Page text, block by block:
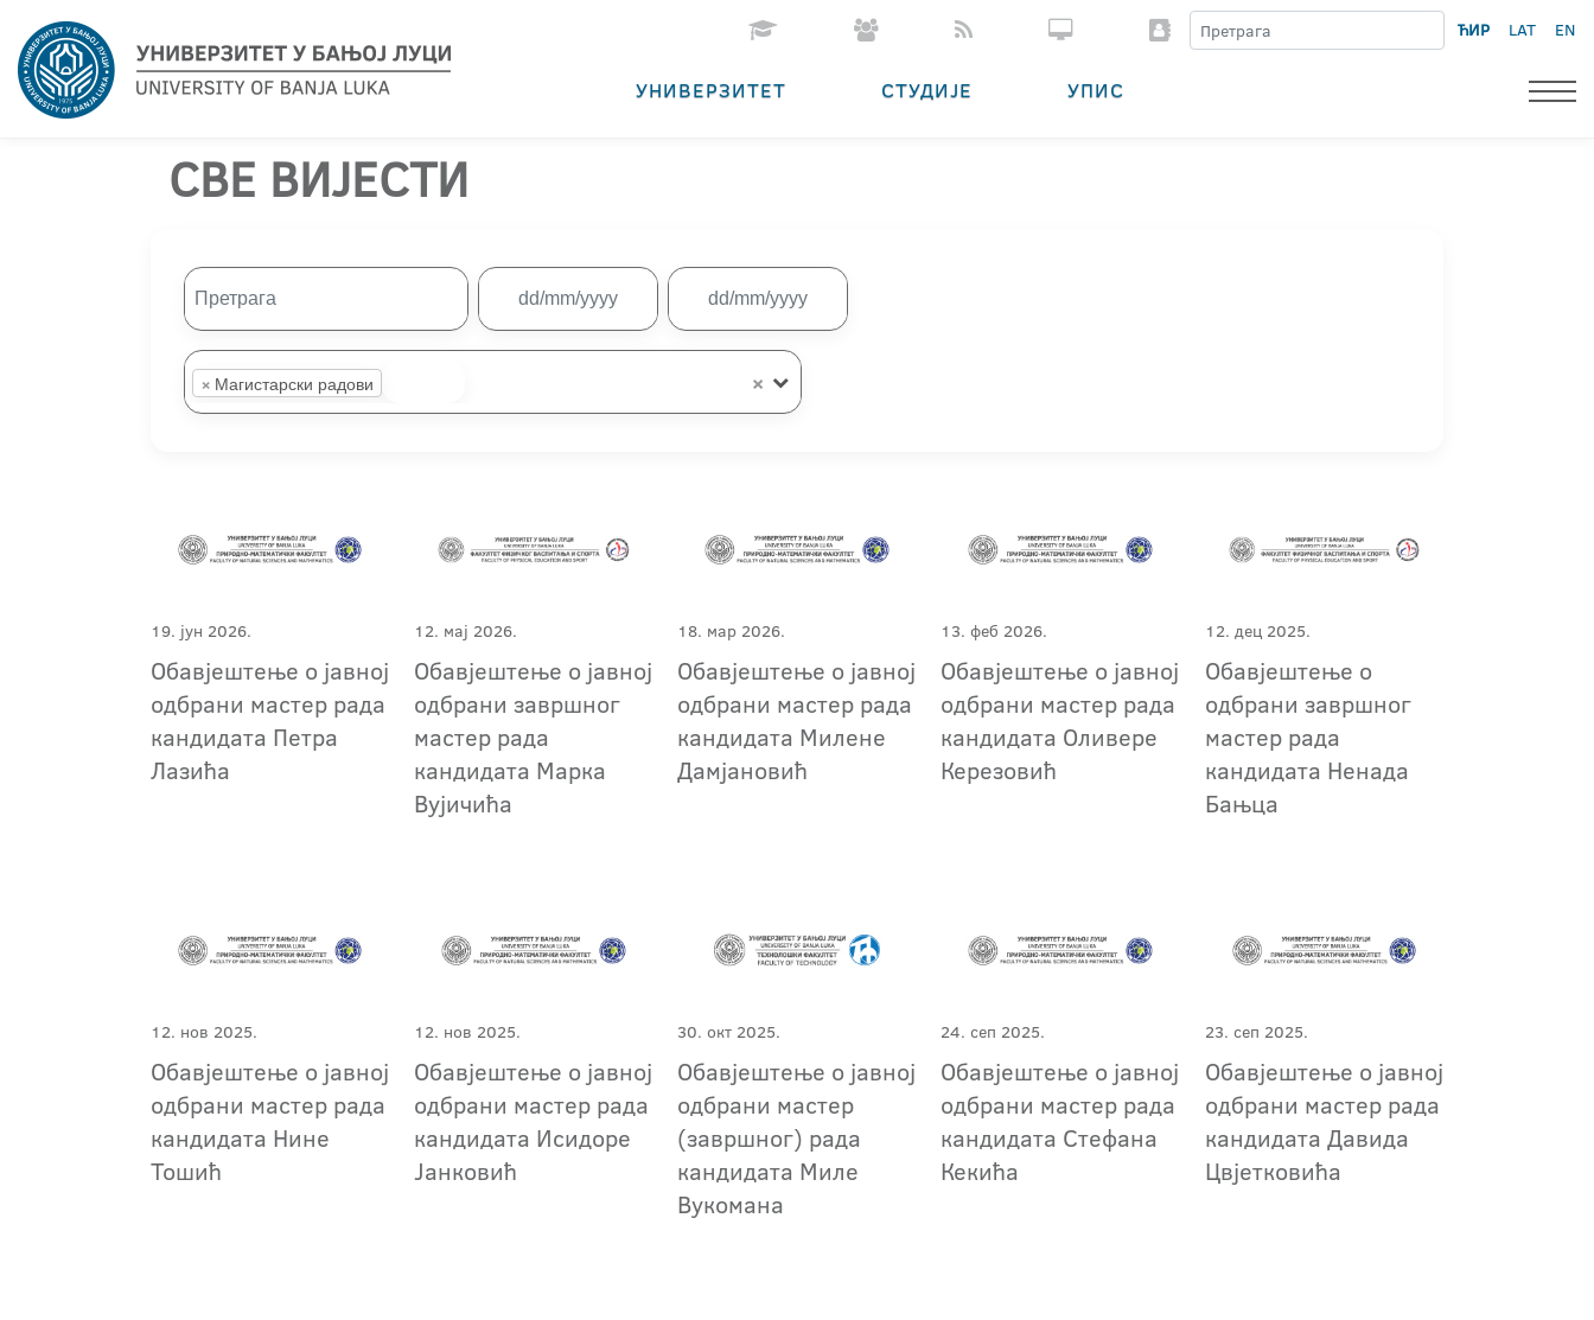
ЋИР LAT EN
УНИВЕРЗИТЕТ СТУДИЈЕ УПИС
СВЕ ВИЈЕСТИ
×
× Магистарски радови
19. јун 2026.
Обавјештење о јавној
одбрани мастер рада
кандидата Петра
Лазића
12. мај 2026.
Обавјештење о јавној
одбрани завршног
мастер рада
кандидата Марка
Вујичића
18. мар 2026.
Обавјештење о јавној
одбрани мастер рада
кандидата Милене
Дамјановић
13. феб 2026.
Обавјештење о јавној
одбрани мастер рада
кандидата Оливере
Керезовић
12. дец 2025.
Обавјештење о
одбрани завршног
мастер рада
кандидата Ненада
Бањца
12. нов 2025.
Обавјештење о јавној
одбрани мастер рада
кандидата Нине
Тошић
12. нов 2025.
Обавјештење о јавној
одбрани мастер рада
кандидата Исидоре
Јанковић
30. окт 2025.
Обавјештење о јавној
одбрани мастер
(завршног) рада
кандидата Миле
Вукомана
24. сеп 2025.
Обавјештење о јавној
одбрани мастер рада
кандидата Стефана
Кекића
23. сеп 2025.
Обавјештење о јавној
одбрани мастер рада
кандидата Давида
Цвјетковића